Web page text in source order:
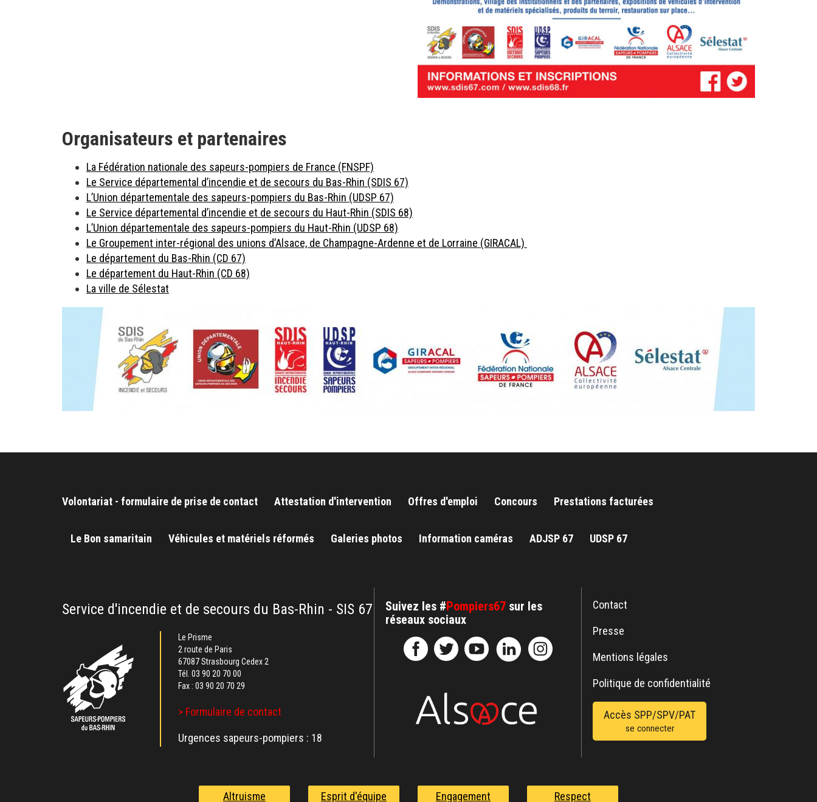
Organisateurs et partenaires
La Fédération nationale des sapeurs-pompiers de France (FNSPF)
Le Service départemental d’incendie et de secours du Bas-Rhin (SDIS 67)
L’Union départementale des sapeurs-pompiers du Bas-Rhin (UDSP 67)
Le Service départemental d’incendie et de secours du Haut-Rhin (SDIS 68)
L’Union départementale des sapeurs-pompiers du Haut-Rhin (UDSP 68)
Le Groupement inter-régional des unions d’Alsace, de Champagne-Ardenne et de Lorraine (GIRACAL)
Le département du Bas-Rhin (CD 67)
Le département du Haut-Rhin (CD 68)
La ville de Sélestat
Volontariat - formulaire de prise de contact Attestation d'intervention Offres d'emploi Concours Prestations facturées
Le Bon samaritain Véhicules et matériels réformés Galeries photos Information caméras ADJSP 67 UDSP 67
Service d'incendie et de secours du Bas-Rhin - SIS 67
Le Prisme
2 route de Paris
67087 Strasbourg Cedex 2
Tél. 03 90 20 70 00
Fax : 03 90 20 70 29
> Formulaire de contact
Urgences sapeurs-pompiers : 18
Suivez les #Pompiers67 sur les
réseaux sociaux
Contact
Presse
Mentions légales
Politique de confidentialité
Accès SPP/SPV/PAT
se connecter
Altruisme Esprit d'équipe Engagement Respect